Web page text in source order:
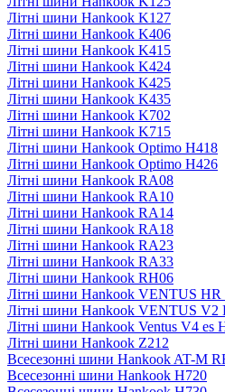
Літні шини Hankook K127
Літні шини Hankook K406
Літні шини Hankook K415
Літні шини Hankook K424
Літні шини Hankook K425
Літні шини Hankook K435
Літні шини Hankook K702
Літні шини Hankook K715
Літні шини Hankook Optimo H418
Літні шини Hankook Optimo H426
Літні шини Hankook RA08
Літні шини Hankook RA10
Літні шини Hankook RA14
Літні шини Hankook RA18
Літні шини Hankook RA23
Літні шини Hankook RA33
Літні шини Hankook RH06
Літні шини Hankook VENTUS
Літні шини Hankook VENTUS V2
Літні шини Hankook Ventus V4 es
Літні шини Hankook Z212
Всесезонні шини Hankook AT-M
Всесезонні шини Hankook H720